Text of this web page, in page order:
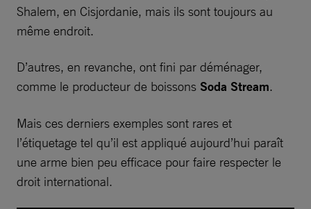
Shalem, en Cisjordanie, mais ils sont toujours au
même endroit.
D’autres, en revanche, ont fini par déménager,
comme le producteur de boissons Soda Stream.
Mais ces derniers exemples sont rares et
l’étiquetage tel qu’il est appliqué aujourd’hui paraît
une arme bien peu efficace pour faire respecter le
droit international.